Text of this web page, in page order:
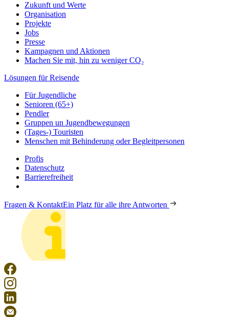
Zukunft und Werte
Organisation
Projekte
Jobs
Presse
Kampagnen und Aktionen
Machen Sie mit, hin zu weniger CO₂
Lösungen für Reisende
Für Jugendliche
Senioren (65+)
Pendler
Gruppen un Jugendbewegungen
(Tages-) Touristen
Menschen mit Behinderung oder Begleitpersonen
Profis
Datenschutz
Barrierefreiheit
Fragen & KontaktEin Platz für alle ihre Antworten